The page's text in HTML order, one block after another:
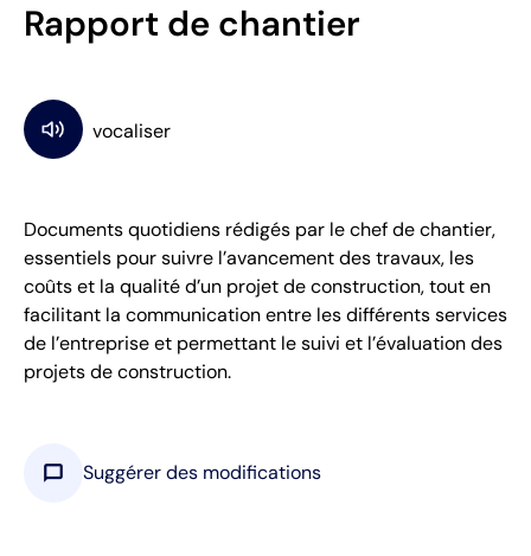
Rapport de chantier
Documents quotidiens rédigés par le chef de chantier,
essentiels pour suivre l’avancement des travaux, les
coûts et la qualité d’un projet de construction, tout en
facilitant la communication entre les différents services
de l’entreprise et permettant le suivi et l’évaluation des
projets de construction.
chat_bubble Suggérer des modifications